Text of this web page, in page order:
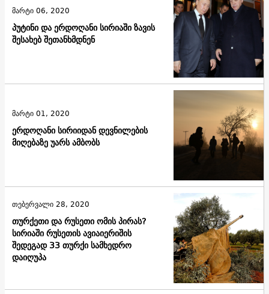
პუტინი და ერდოღანი სირიაში ზავის
შესახებ შეთანხმდნენ
მარტი 06, 2020
ერდოღანი სირიიდან დევნილების
მიღებაზე უარს ამბობს
მარტი 01, 2020
თურქეთი და რუსეთი ომის პირას?
სირიაში რუსეთის ავიაიერიშის
შედეგად 33 თურქი სამხედრო
დაიღუპა
თებერვალი 28, 2020